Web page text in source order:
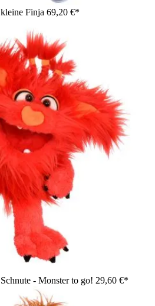
Finja 69,20 €*
- Monster to go! 29,60 €*